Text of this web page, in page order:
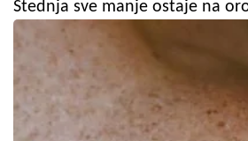
Štednja sve manje ostaje na